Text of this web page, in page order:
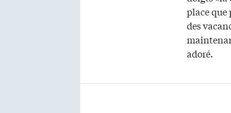
place que
des
adoré.